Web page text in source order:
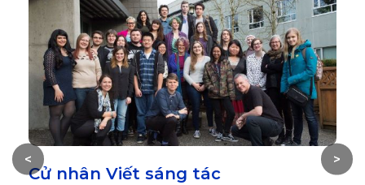
Cử nhân Viết sáng tác
>
<